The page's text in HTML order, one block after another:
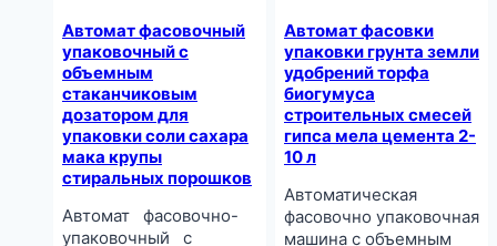
Автомат фасовочный
упаковочный с
объемным
стаканчиковым
дозатором для
упаковки соли сахара
мака крупы
стиральных порошков
Автомат фасовочно-
упаковочный с
Автомат фасовки
упаковки грунта земли
удобрений торфа
биогумуса
строительных смесей
гипса мела цемента 2-
10 л
Автоматическая
фасовочно упаковочная
машина с объемным